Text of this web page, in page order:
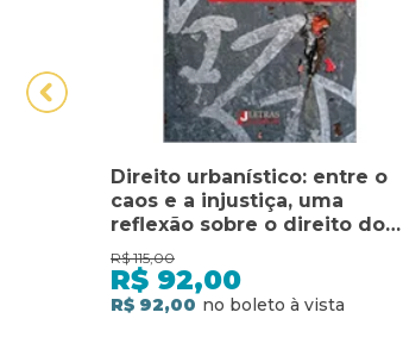
Direito urbanístico: entre o
caos e a injustiça, uma
reflexão sobre o direito do
urbanismo''''
R$ 115,00
R$ 92,00
R$ 92,00